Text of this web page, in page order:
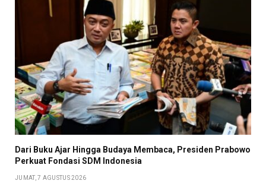
Dari Buku Ajar Hingga Budaya Membaca, Presiden Prabowo
Perkuat Fondasi SDM Indonesia
JUMAT, 7 AGUSTUS 2026